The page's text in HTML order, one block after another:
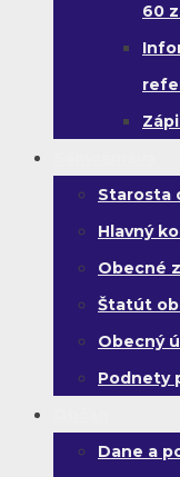
60
Starosta
Hlavný
Obecné
Štatút
Obecný
Podnety
Dane a